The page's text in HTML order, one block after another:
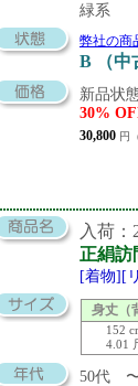
緑系
弊社の商
B （中
新品状
30%
30,800 円
入荷：
正絹訪
[着物][
身丈（
152
4.01
50代